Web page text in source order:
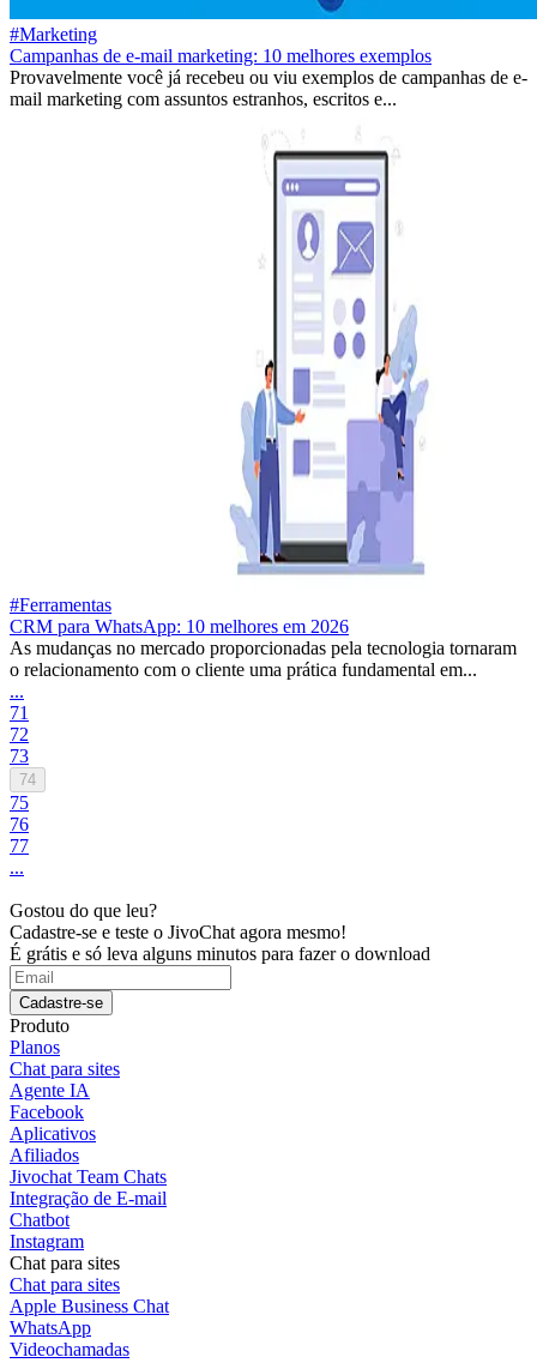
#Marketing
Campanhas de e-mail marketing: 10 melhores exemplos
Provavelmente você já recebeu ou viu exemplos de campanhas de e-
mail marketing com assuntos estranhos, escritos e...
#Ferramentas
CRM para WhatsApp: 10 melhores em 2026
As mudanças no mercado proporcionadas pela tecnologia tornaram
o relacionamento com o cliente uma prática fundamental em...
...
71
72
73
74
75
76
77
...
Gostou do que leu?
Cadastre-se e teste o JivoChat agora mesmo!
É grátis e só leva alguns minutos para fazer o download
Cadastre-se
Produto
Planos
Chat para sites
Agente IA
Facebook
Aplicativos
Afiliados
Jivochat Team Chats
Integração de E-mail
Chatbot
Instagram
Chat para sites
Chat para sites
Apple Business Chat
WhatsApp
Videochamadas